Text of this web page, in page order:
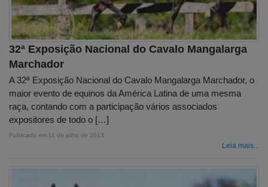
32ª Exposição Nacional do Cavalo Mangalarga
Marchador
A 32ª Exposição Nacional do Cavalo Mangalarga Marchador, o
maior evento de equinos da América Latina de uma mesma
raça, contando com a participação vários associados
expositores de todo o […]
Publicado em 11 de julho de 2013
Leia mais...